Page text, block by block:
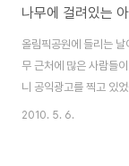
나무에 걸려있는
올림픽공원에 들리는
무 근처에 많은 사람들
니 공익광고를 찍고 있
데 이날은 광고때문인지
었습니다. 외국아이들
2010. 5. 6.